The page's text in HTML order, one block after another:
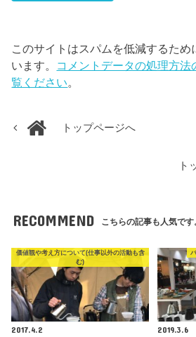
このサイトはスパムを低減するため
います。 コメントデータの処理方
覧ください。
トップページへ
ト
RECOMMEND こちらの記事も人気です
価値観や考え方について(仕事以外の活動も含
む)
2017.4.2
2019.3.6